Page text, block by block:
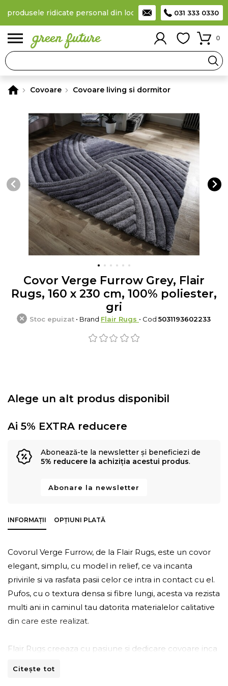
ridicate personal din locker Taxă de livrare 11,99
031 333 0330
0
Covoare Covoare living si dormitor
Covor Verge Furrow Grey, Flair
Rugs, 160 x 230 cm, 100% poliester,
gri
Stoc epuizat • Brand Flair Rugs • Cod5031193602233
Alege un alt produs disponibil
Ai 5% EXTRA reducere
Abonează-te la newsletter și beneficiezi de
5% reducere la achiziția acestui produs.
Abonare la newsletter
INFORMAȚII OPȚIUNI PLATĂ
Covorul Verge Furrow, de la Flair Rugs, este un covor
elegant, simplu, cu model in relief, ce va incanta
privirile si va rasfata pasii celor ce intra in contact cu el.
Pufos, cu o textura densa si fibre lungi, acesta va rezista
multi ani in caminul tau datorita materialelor calitative
din care este realizat.
Flair Rugs creeaza cu pasiune si dedicare covoare inca
devenit unul din principalii furnizori de covoare la nivel
Citește tot